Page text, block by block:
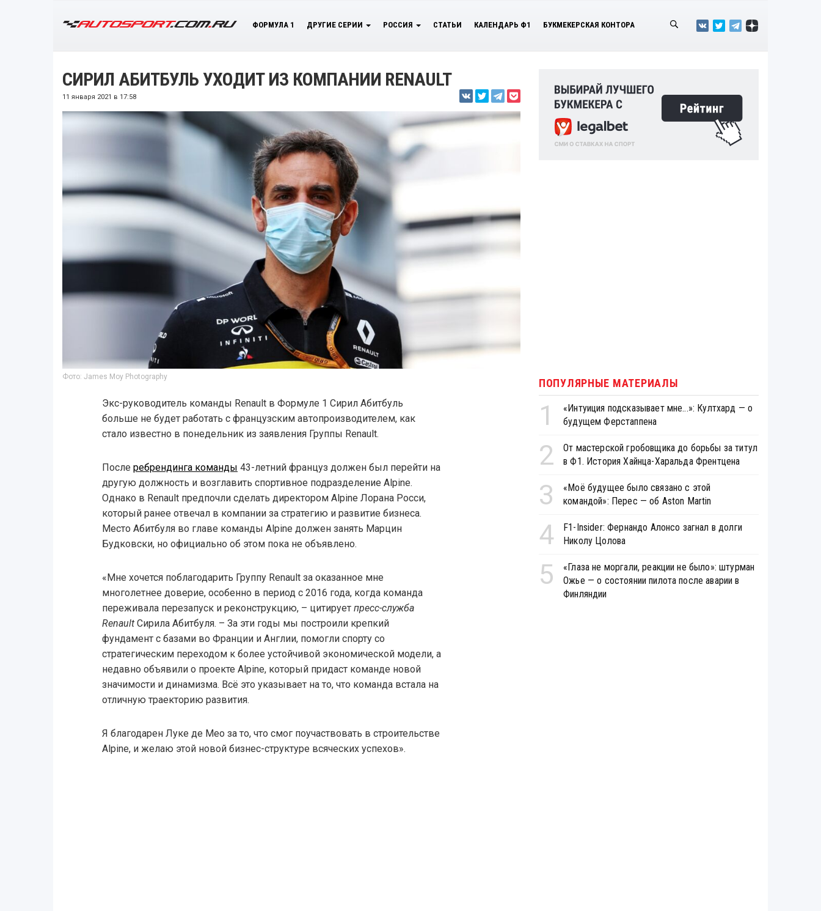
ФОРМУЛА 1 ДРУГИЕ СЕРИИ РОССИЯ СТАТЬИ КАЛЕНДАРЬ Ф1 БУКМЕКЕРСКАЯ КОНТОРА
СИРИЛ АБИТБУЛЬ УХОДИТ ИЗ КОМПАНИИ RENAULT
11 января 2021 в 17:58
Фото: James Moy Photography
Экс-руководитель команды Renault в Формуле 1 Сирил Абитбуль
больше не будет работать с французским автопроизводителем, как
стало известно в понедельник из заявления Группы Renault.
После ребрендинга команды 43-летний француз должен был перейти на
другую должность и возглавить спортивное подразделение Alpine.
Однако в Renault предпочли сделать директором Alpine Лорана Росси,
который ранее отвечал в компании за стратегию и развитие бизнеса.
Место Абитбуля во главе команды Alpine должен занять Марцин
Будковски, но официально об этом пока не объявлено.
«Мне хочется поблагодарить Группу Renault за оказанное мне
многолетнее доверие, особенно в период с 2016 года, когда команда
переживала перезапуск и реконструкцию, – цитирует пресс-служба
RenaultСирила Абитбуля. – За эти годы мы построили крепкий
фундамент с базами во Франции и Англии, помогли спорту со
стратегическим переходом к более устойчивой экономической модели, а
недавно объявили о проекте Alpine, который придаст команде новой
значимости и динамизма. Всё это указывает на то, что команда встала на
отличную траекторию развития.
Я благодарен Луке де Мео за то, что смог поучаствовать в строительстве
Alpine, и желаю этой новой бизнес-структуре всяческих успехов».
ПОПУЛЯРНЫЕ МАТЕРИАЛЫ
1
«Интуиция подсказывает мне...»: Култхард — о
будущем Ферстаппена
2
От мастерской гробовщика до борьбы за титул
в Ф1. История Хайнца-Харальда Френтцена
3
«Моё будущее было связано с этой
командой»: Перес — об Aston Martin
4
F1-Insider: Фернандо Алонсо загнал в долги
Николу Цолова
5
«Глаза не моргали, реакции не было»: штурман
Ожье — о состоянии пилота после аварии в
Финляндии